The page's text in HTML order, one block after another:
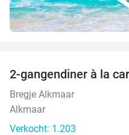
2-gangendiner à la
Bregje Alkmaar
Alkmaar
Verkocht: 1.203